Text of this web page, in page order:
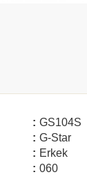
: GS104S
: G-Star
: Erkek
: 060